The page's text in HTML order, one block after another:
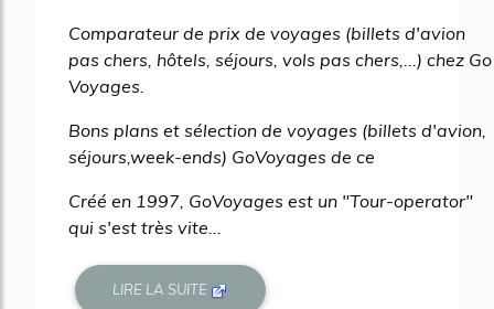
Comparateur de prix de voyages (billets d'avion
pas chers, hôtels, séjours, vols pas chers,...) chez Go
Voyages.
Bons plans et sélection de voyages (billets d'avion,
séjours,week-ends) GoVoyages de ce
Créé en 1997, GoVoyages est un "Tour-operator"
qui s'est très vite...
LIRE LA SUITE